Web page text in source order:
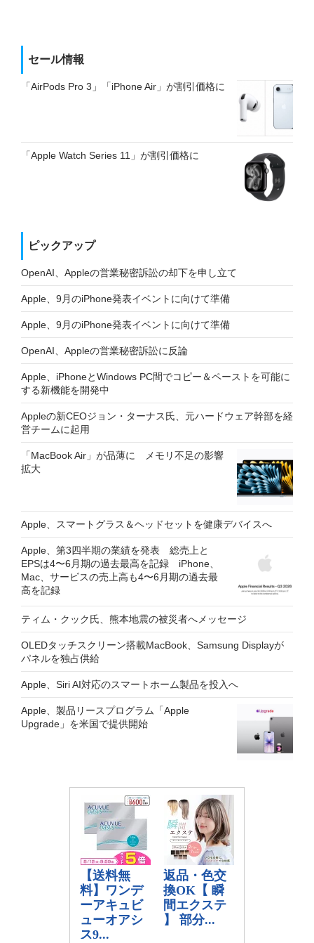
セール情報
「AirPods Pro 3」「iPhone Air」が割引価格に
「Apple Watch Series 11」が割引価格に
ピックアップ
OpenAI、Appleの営業秘密訴訟の却下を申し立て
Apple、9月のiPhone発表イベントに向けて準備
Apple、9月のiPhone発表イベントに向けて準備
OpenAI、Appleの営業秘密訴訟に反論
Apple、iPhoneとWindows PC間でコピー＆ペーストを可能に
する新機能を開発中
Appleの新CEOジョン・ターナス氏、元ハードウェア幹部を経
営チームに起用
「MacBook Air」が品薄に メモリ不足の影響
拡大
Apple、スマートグラス＆ヘッドセットを健康デバイスへ
Apple、第3四半期の業績を発表 総売上と
EPSは4〜6月期の過去最高を記録 iPhone、
Mac、サービスの売上高も4〜6月期の過去最
高を記録
ティム・クック氏、熊本地震の被災者へメッセージ
OLEDタッチスクリーン搭載MacBook、Samsung Displayが
パネルを独占供給
Apple、Siri AI対応のスマートホーム製品を投入へ
Apple、製品リースプログラム「Apple
Upgrade」を米国で提供開始